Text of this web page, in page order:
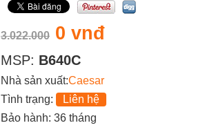
3.022.000 0 vnđ
MSP: B640C
Nhà sản xuất:Caesar
Tình trạng:
Liên hệ
Bảo hành: 36 tháng